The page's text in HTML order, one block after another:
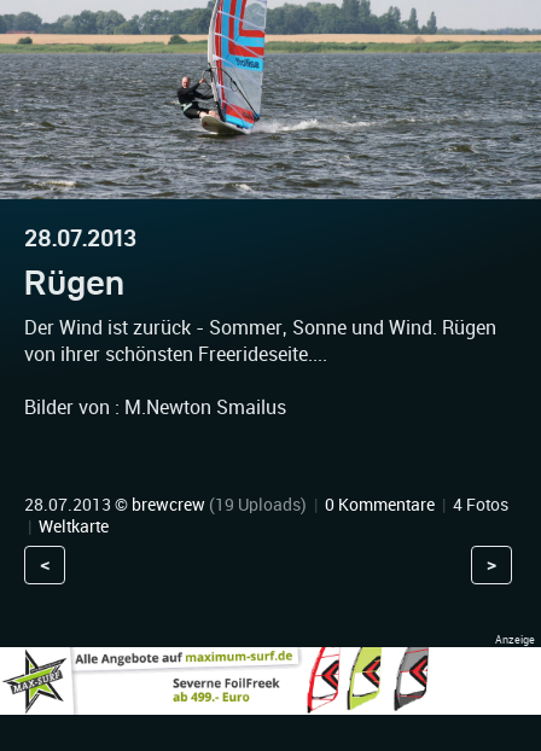
28.07.2013
Rügen
Der Wind ist zurück - Sommer, Sonne und Wind. Rügen
von ihrer schönsten Freerideseite....
Bilder von : M.Newton Smailus
28.07.2013 © brewcrew (19 Uploads) | 0 Kommentare | 4 Fotos
| Weltkarte
< >